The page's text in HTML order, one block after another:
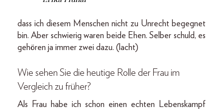
dass ich diesem Menschen nicht zu Unrecht begegnet
bin. Aber schwierig waren beide Ehen. Selber schuld, es
gehören ja immer zwei dazu. (lacht)
Wie sehen Sie die heutige Rolle der Frau im
Vergleich zu früher?
Als Frau habe ich schon einen echten Lebenskampf